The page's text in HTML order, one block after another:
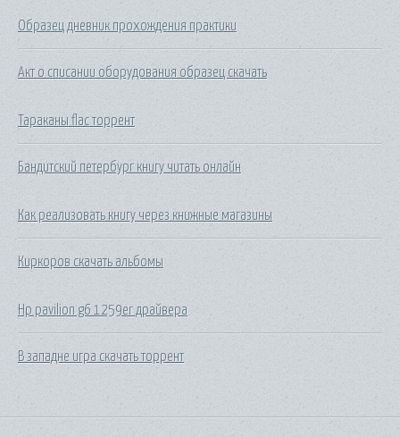
Образец дневник прохождения практики
Акт о списании оборудования образец скачать
Тараканы flac торрент
Бандитский петербург книгу читать онлайн
Как реализовать книгу через книжные магазины
Киркоров скачать альбомы
Hp pavilion g6 1259er драйвера
В западне игра скачать торрент